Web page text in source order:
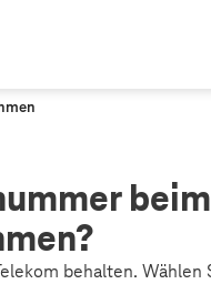
behalten. Wählen